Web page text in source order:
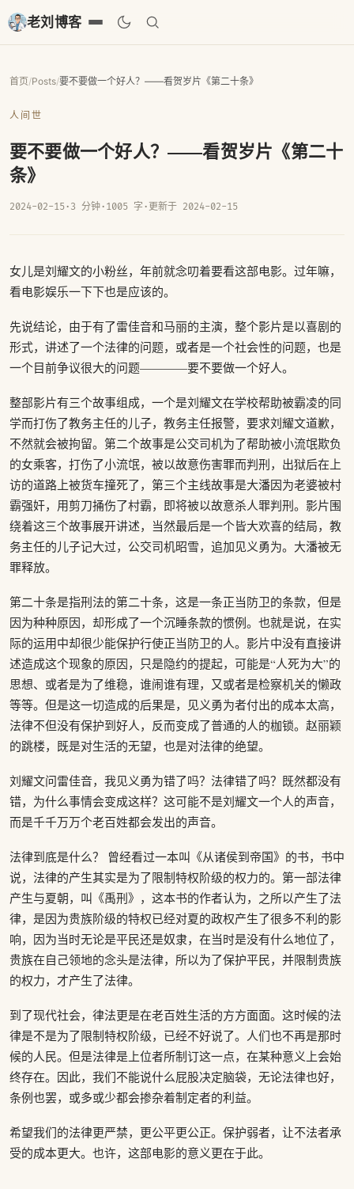
老刘博客
首页/Posts/要不要做一个好人？——看贺岁片《第二十条》
人间世
要不要做一个好人？——看贺岁片《第二十
条》
2024-02-15· 3 分钟· 1005 字 · 更新于 2024-02-15
女儿是刘耀文的小粉丝，年前就念叨着要看这部电影。过年嘛，
看电影娱乐一下下也是应该的。
先说结论，由于有了雷佳音和马丽的主演，整个影片是以喜剧的
形式，讲述了一个法律的问题，或者是一个社会性的问题，也是
一个目前争议很大的问题————要不要做一个好人。
整部影片有三个故事组成，一个是刘耀文在学校帮助被霸凌的同
学而打伤了教务主任的儿子，教务主任报警，要求刘耀文道歉，
不然就会被拘留。第二个故事是公交司机为了帮助被小流氓欺负
的女乘客，打伤了小流氓，被以故意伤害罪而判刑，出狱后在上
访的道路上被货车撞死了，第三个主线故事是大潘因为老婆被村
霸强奸，用剪刀捅伤了村霸，即将被以故意杀人罪判刑。影片围
绕着这三个故事展开讲述，当然最后是一个皆大欢喜的结局，教
务主任的儿子记大过，公交司机昭雪，追加见义勇为。大潘被无
罪释放。
第二十条是指刑法的第二十条，这是一条正当防卫的条款，但是
因为种种原因，却形成了一个沉睡条款的惯例。也就是说，在实
际的运用中却很少能保护行使正当防卫的人。影片中没有直接讲
述造成这个现象的原因，只是隐约的提起，可能是“人死为大”的
思想、或者是为了维稳，谁闹谁有理，又或者是检察机关的懒政
等等。但是这一切造成的后果是，见义勇为者付出的成本太高，
法律不但没有保护到好人，反而变成了普通的人的枷锁。赵丽颖
的跳楼，既是对生活的无望，也是对法律的绝望。
刘耀文问雷佳音，我见义勇为错了吗？法律错了吗？既然都没有
错，为什么事情会变成这样？这可能不是刘耀文一个人的声音，
而是千千万万个老百姓都会发出的声音。
法律到底是什么？ 曾经看过一本叫《从诸侯到帝国》的书，书中
说，法律的产生其实是为了限制特权阶级的权力的。第一部法律
产生与夏朝，叫《禹刑》，这本书的作者认为，之所以产生了法
律，是因为贵族阶级的特权已经对夏的政权产生了很多不利的影
响，因为当时无论是平民还是奴隶，在当时是没有什么地位了，
贵族在自己领地的念头是法律，所以为了保护平民，并限制贵族
的权力，才产生了法律。
到了现代社会，律法更是在老百姓生活的方方面面。这时候的法
律是不是为了限制特权阶级，已经不好说了。人们也不再是那时
候的人民。但是法律是上位者所制订这一点，在某种意义上会始
终存在。因此，我们不能说什么屁股决定脑袋，无论法律也好，
条例也罢，或多或少都会掺杂着制定者的利益。
希望我们的法律更严禁，更公平更公正。保护弱者，让不法者承
受的成本更大。也许，这部电影的意义更在于此。